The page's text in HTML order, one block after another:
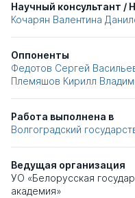
Научный консультант /
Кочарян Валентина
Оппоненты
Федотов Сергей
Племяшов Кирилл
Работа выполнена в
Волгоградский
Ведущая организация
УО «Белорусская
академия»